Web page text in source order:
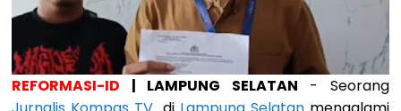
REFORMASI-ID | LAMPUNG SELATAN - Seorang